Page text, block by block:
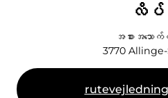
ဒါက မင်းရဲ့ အမှိုက်ဖြစ်သွားတာ။
ကြီးမားသောအမှိုက်
အမှိုက်ပုံးအတွက် အမှိုက်ကို သ
အမှိုက်စည်းမျဉ်းများ
မြေပြင်စည်းကမ်း
အင်္ဂလိပ်လို ရိုက်နှိပ်ထားသော
ဂျာမန်ဘာသာဖြင့် ရိုက်နှိပ်ထားသ
လိပ်
အစားအသော
3770